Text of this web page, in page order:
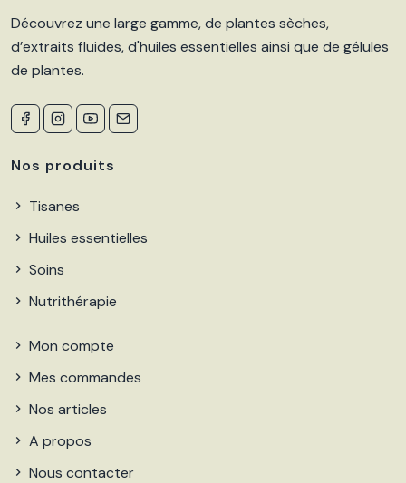
Découvrez une large gamme, de plantes sèches,
d’extraits fluides, d'huiles essentielles ainsi que de gélules
de plantes.
Nos produits
Tisanes
Huiles essentielles
Soins
Nutrithérapie
Mon compte
Mes commandes
Nos articles
A propos
Nous contacter